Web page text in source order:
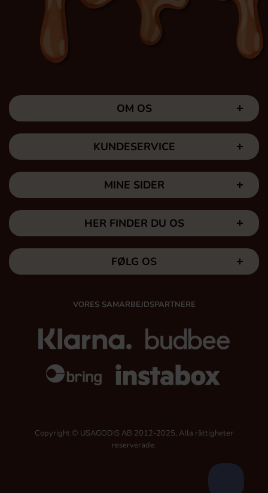
OM OS
KUNDESERVICE
MINE SIDER
HER FINDER DU OS
FØLG OS
VORES SAMARBEJDSPARTNERE
Copyright © USAGODIS AB 2012-2025, Alla rättigheter
reserverade.